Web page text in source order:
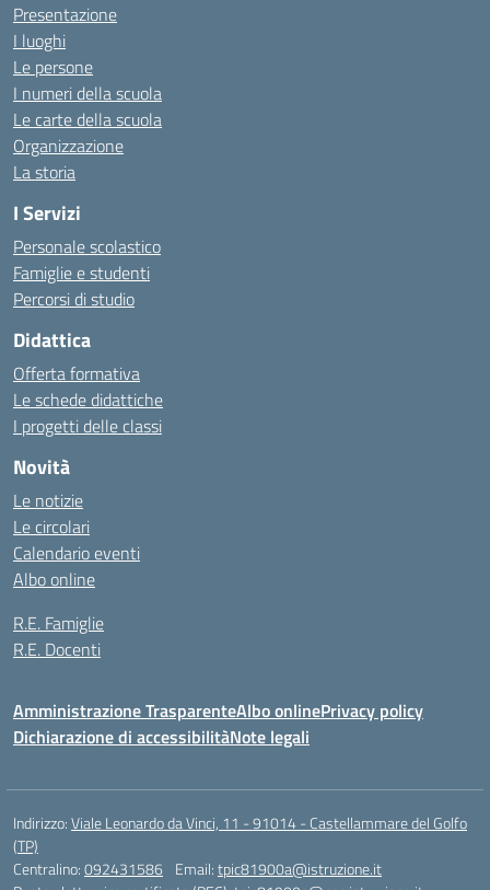
Presentazione
I luoghi
Le persone
I numeri della scuola
Le carte della scuola
Organizzazione
La storia
I Servizi
Personale scolastico
Famiglie e studenti
Percorsi di studio
Didattica
Offerta formativa
Le schede didattiche
I progetti delle classi
Novità
Le notizie
Le circolari
Calendario eventi
Albo online
R.E. Famiglie
R.E. Docenti
Amministrazione TrasparenteAlbo onlinePrivacy policy
Dichiarazione di accessibilitàNote legali
Indirizzo:Viale Leonardo da Vinci, 11 - 91014 - Castellammare del Golfo
(TP)
Centralino:092431586 Email:tpic81900a@istruzione.it